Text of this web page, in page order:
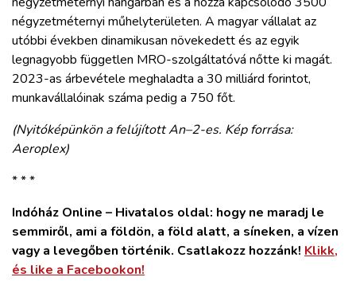
négyzetméternyi műhelyterületen. A magyar vállalat az
utóbbi években dinamikusan növekedett és az egyik
legnagyobb független MRO-szolgáltatóvá nőtte ki magát.
2023-as árbevétele meghaladta a 30 milliárd forintot,
munkavállalóinak száma pedig a 750 főt.
(Nyitóképünkön a felújított An–2-es. Kép forrása:
Aeroplex)
* * *
Indóház Online – Hivatalos oldal: hogy ne maradj le
semmiről, ami a földön, a föld alatt, a síneken, a vízen
vagy a levegőben történik. Csatlakozz hozzánk! Klikk,
és like a Facebookon!